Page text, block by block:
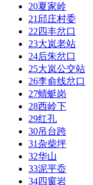
20夏家岭
21邱庄村委
22 四丰岔口
23大岚老站
24后朱岔口
25大岚公交站
26李俞线岔口
27蜻蜓岗
28西岭下
29红孔
30吊台跨
31杂柴坪
32华山
33泥平岙
34四窗岩